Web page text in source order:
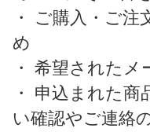
・ ご購入・ご
め
・ 希望された
・ 申込まれた
い確認やご連絡